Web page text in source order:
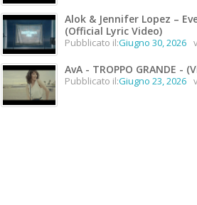
Alok & Jennifer Lopez –
(Official Lyric Video)
Pubblicato il:Giugno 30, 2026
AvA - TROPPO GRANDE -
Pubblicato il:Giugno 23, 2026